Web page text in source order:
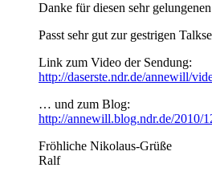
Danke für diesen sehr
Passt sehr gut zur gestrigen
Link zum Video der Sendung:
http://daserste.ndr.de/annewill/
… und zum Blog:
http://annewill.blog.ndr.de/2010/
Fröhliche Nikolaus-Grüße
Ralf